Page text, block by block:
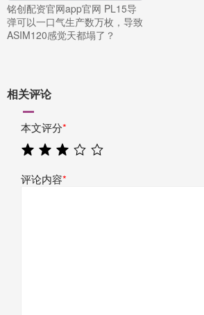
铭创配资官网app官网 PL15导
弹可以一口气生产数万枚，导致
ASIM120感觉天都塌了？
相关评论
本文评分*
评论内容*